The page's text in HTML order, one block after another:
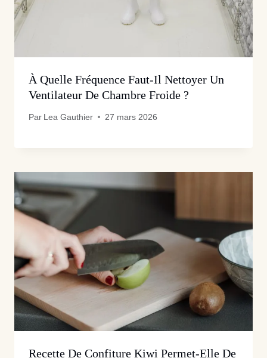
À Quelle Fréquence Faut-Il Nettoyer Un
Ventilateur De Chambre Froide ?
Par Lea Gauthier 27 mars 2026
Recette De Confiture Kiwi Permet-Elle De